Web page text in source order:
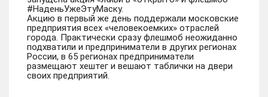
#НаденьУжеЭтуМаску.
Акцию в первый же день поддержали московские
предприятия всех «человекоемких» отраслей
города. Практически сразу флешмоб неожиданно
подхватили и предприниматели в других регионах
России, в 65 регионах предприниматели
размещают хештег и вешают таблички на двери
своих предприятий.